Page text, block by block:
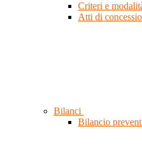
Criteri e
Atti di
Bilanci
Bilancio